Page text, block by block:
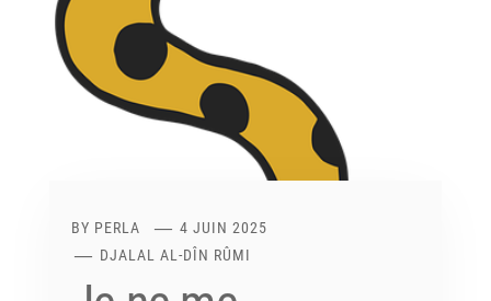
BY PERLA
4 JUIN 2025
DJALAL AL-DÎN RÛMI